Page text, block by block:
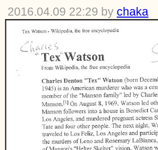
2016.04.09 22:29 by chaka